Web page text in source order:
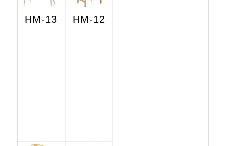
HM-13 HM-12